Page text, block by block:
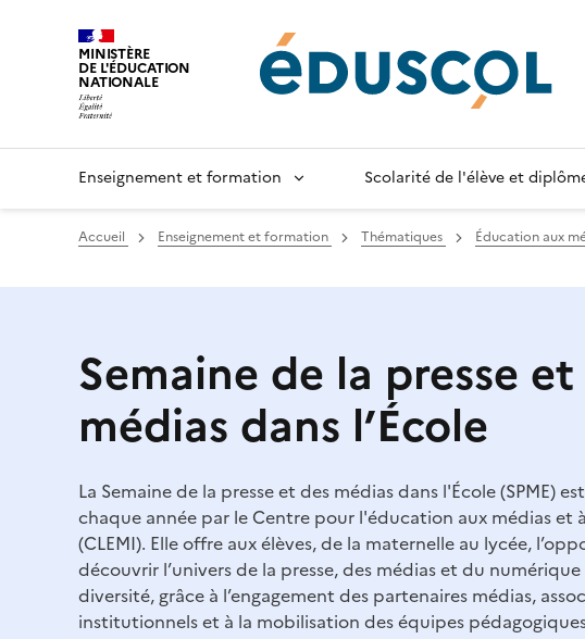
MINISTÈRE
DE L'ÉDUCATION
NATIONALE
Enseignement et formation Scolarité de l'élève et
Accueil Enseignement et formation Thématiques Éducation aux
Semaine de la presse
médias dans l’École
La Semaine de la presse et des médias dans l'École (SPME)
chaque année par le Centre pour l'éducation aux médias et
(CLEMI). Elle offre aux élèves, de la maternelle au lycée,
découvrir l’univers de la presse, des médias et du
diversité, grâce à l’engagement des partenaires médias,
institutionnels et à la mobilisation des équipes